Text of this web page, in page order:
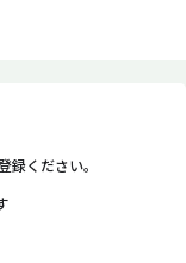
ください。